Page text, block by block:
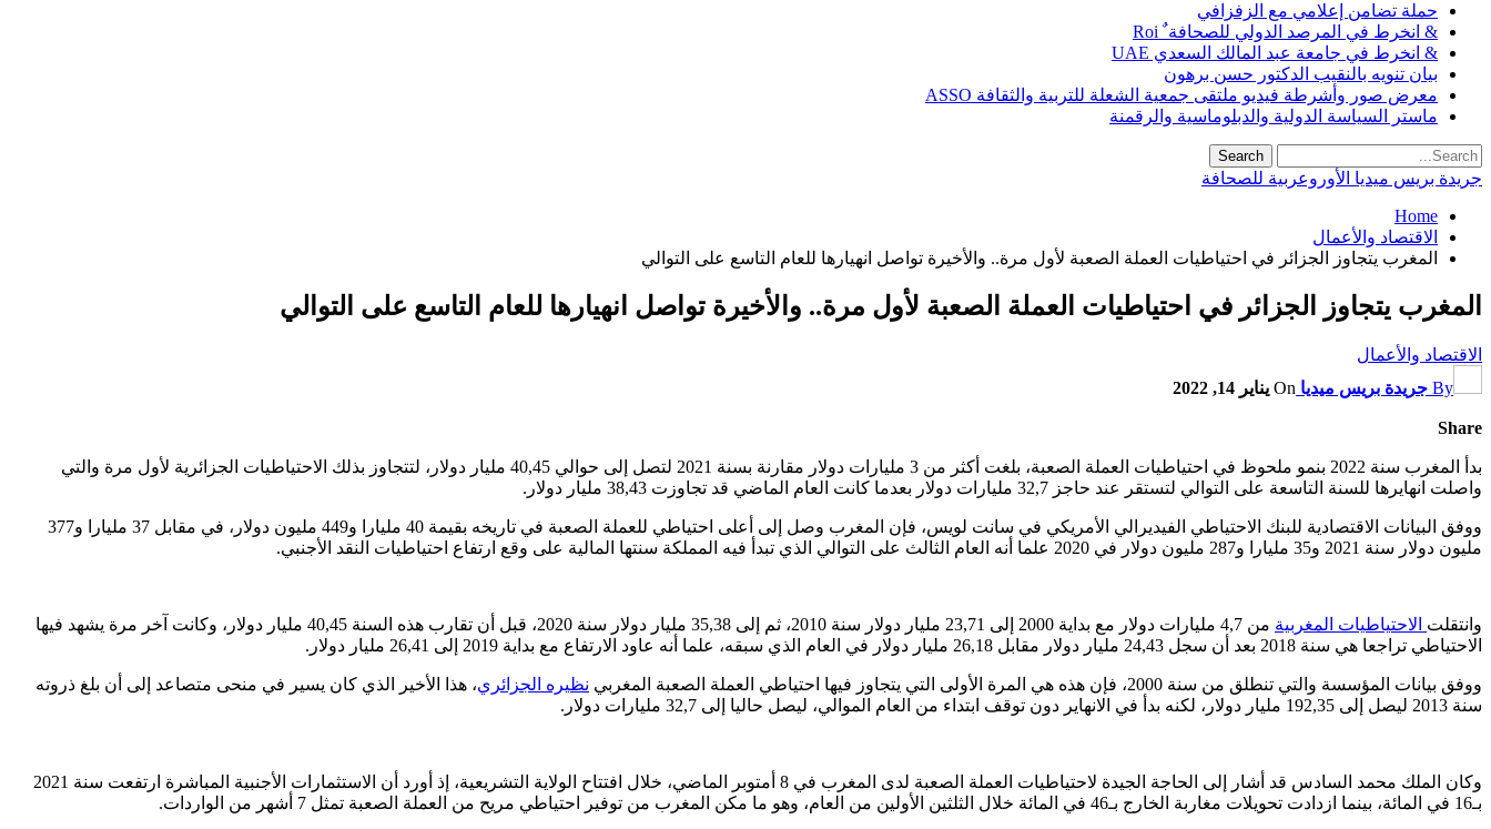
حملة تضامن إعلامي مع الزفزافي
& انخرط في المرصد الدولي للصحافة ٌ Roi
& انخرط في جامعة عبد المالك السعدي UAE
بيان تنويه بالنقيب الدكتور حسن برهون
معرض صور وأشرطة فيديو ملتقى جمعية الشعلة للتربية والثقافة ASSO
ماستر السياسة الدولية والدبلوماسية والرقمنة
جريدة بريس ميديا الأوروعربية للصحافة
Home
الاقتصاد والأعمال
المغرب يتجاوز الجزائر في احتياطيات العملة الصعبة لأول مرة.. والأخيرة تواصل انهيارها للعام التاسع على التوالي
المغرب يتجاوز الجزائر في احتياطيات العملة الصعبة لأول مرة.. والأخيرة تواصل انهيارها للعام التاسع على التوالي
الاقتصاد والأعمال
By جريدة بريس ميديا On يناير 14, 2022
Share
بدأ المغرب سنة 2022 بنمو ملحوظ في احتياطيات العملة الصعبة، بلغت أكثر من 3 مليارات دولار مقارنة بسنة 2021 لتصل إلى حوالي 40,45 مليار دولار، لتتجاوز بذلك الاحتياطيات الجزائرية لأول مرة والتي
واصلت انهايرها للسنة التاسعة على التوالي لتستقر عند حاجز 32,7 مليارات دولار بعدما كانت العام الماضي قد تجاوزت 38,43 مليار دولار.
ووفق البيانات الاقتصادية للبنك الاحتياطي الفيديرالي الأمريكي في سانت لويس، فإن المغرب وصل إلى أعلى احتياطي للعملة الصعبة في تاريخه بقيمة 40 مليارا و449 مليون دولار، في مقابل 37 مليارا و377
مليون دولار سنة 2021 و35 مليارا و287 مليون دولار في 2020 علما أنه العام الثالث على التوالي الذي تبدأ فيه المملكة سنتها المالية على وقع ارتفاع احتياطيات النقد الأجنبي.
وانتقلت الاحتياطيات المغربية
من 4,7 مليارات دولار مع بداية 2000 إلى 23,71 مليار دولار سنة 2010، ثم إلى 35,38 مليار دولار سنة 2020، قبل أن تقارب هذه السنة 40,45 مليار دولار، وكانت آخر مرة يشهد فيها
الاحتياطي تراجعا هي سنة 2018 بعد أن سجل 24,43 مليار دولار مقابل 26,18 مليار دولار في العام الذي سبقه، علما أنه عاود الارتفاع مع بداية 2019 إلى 26,41 مليار دولار.
ووفق بيانات المؤسسة والتي تنطلق من سنة 2000، فإن هذه هي المرة الأولى التي يتجاوز فيها احتياطي العملة الصعبة المغربي نظيره الجزائري، هذا الأخير الذي كان يسير في منحى متصاعد إلى أن بلغ ذروته
سنة 2013 ليصل إلى 192,35 مليار دولار، لكنه بدأ في الانهاير دون توقف ابتداء من العام الموالي، ليصل حاليا إلى 32,7 مليارات دولار.
وكان الملك محمد السادس قد أشار إلى الحاجة الجيدة لاحتياطيات العملة الصعبة لدى المغرب في 8 أمتوبر الماضي، خلال افتتاح الولاية التشريعية، إذ أورد أن الاستثمارات الأجنبية المباشرة ارتفعت سنة 2021
بـ16 في المائة، بينما ازدادت تحويلات مغاربة الخارج بـ46 في المائة خلال الثلثين الأولين من العام، وهو ما مكن المغرب من توفير احتياطي مريح من العملة الصعبة تمثل 7 أشهر من الواردات.